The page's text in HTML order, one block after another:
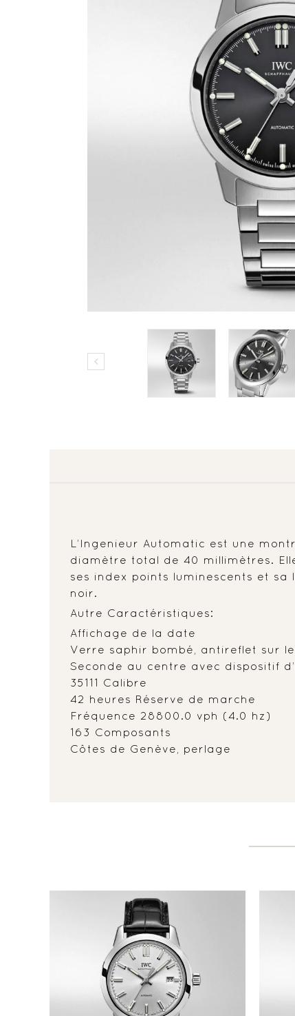

L’Ingenieur Automatic est une
diamètre total de 40 millimètres.
ses index points luminescents et
noir.
Autre Caractéristiques:
Affichage de la date
Verre saphir bombé, antireflet sur
Seconde au centre avec dispositif
35111 Calibre
42 heures Réserve de marche
Fréquence 28800.0 vph (4.0 hz)
163 Composants
Côtes de Genève, perlage